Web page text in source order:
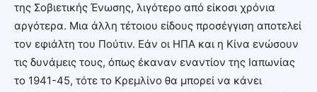
της Σοβιετικής Ένωσης, λιγότερο από είκοσι χρόνια
αργότερα. Μια άλλη τέτοιου είδους προσέγγιση αποτελεί
τον εφιάλτη του Πούτιν. Εάν οι ΗΠΑ και η Κίνα ενώσουν
τις δυνάμεις τους, όπως έκαναν εναντίον της Ιαπωνίας
το 1941-45, τότε το Κρεμλίνο θα μπορεί να κάνει